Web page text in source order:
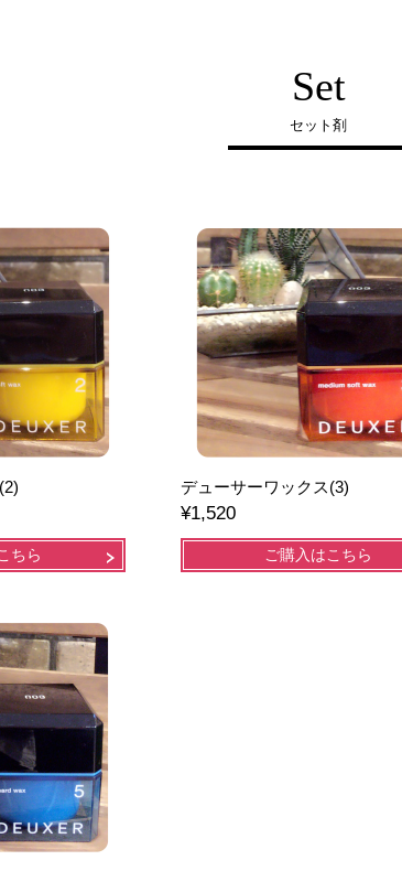
Set
セット剤
ちら
デューサーワックス(3)
¥1,520
ご購入はこちら